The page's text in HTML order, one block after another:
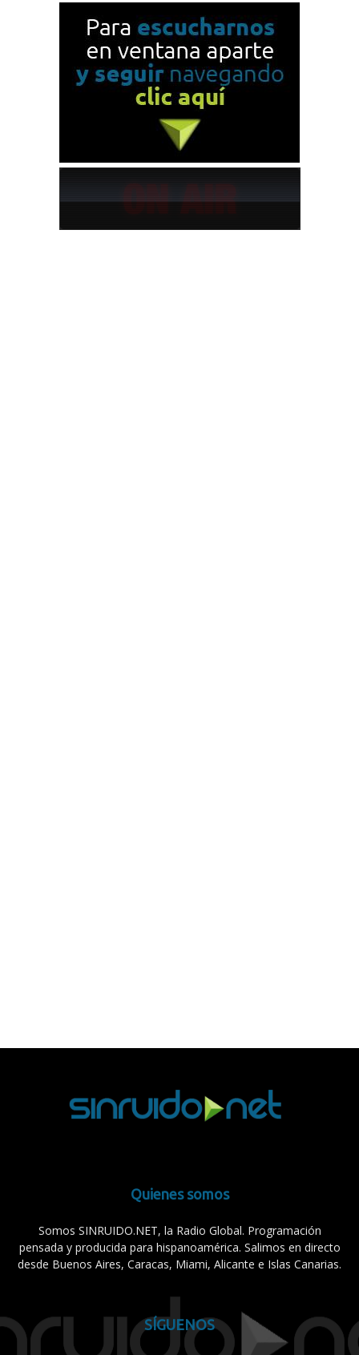
Quienes somos
Somos SINRUIDO.NET, la Radio Global. Programación
pensada y producida para hispanoamérica. Salimos en directo
desde Buenos Aires, Caracas, Miami, Alicante e Islas Canarias.
SÍGUENOS